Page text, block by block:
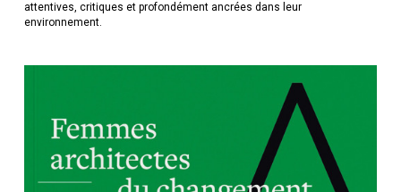
attentives, critiques et profondément ancrées dans leur
environnement.